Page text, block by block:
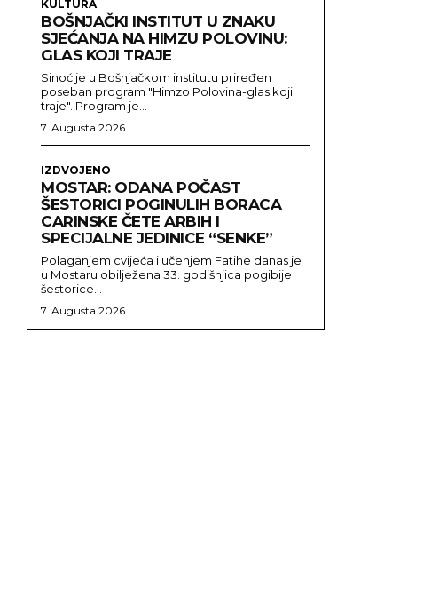
KULTURA
BOŠNJAČKI INSTITUT U ZNAKU
SJEĆANJA NA HIMZU POLOVINU:
GLAS KOJI TRAJE
Sinoć je u Bošnjačkom institutu priređen
poseban program "Himzo Polovina-glas koji
traje". Program je...
7. Augusta 2026.
IZDVOJENO
MOSTAR: ODANA POČAST
ŠESTORICI POGINULIH BORACA
CARINSKE ČETE ARBIH I
SPECIJALNE JEDINICE “SENKE”
Polaganjem cvijeća i učenjem Fatihe danas je
u Mostaru obilježena 33. godišnjica pogibije
šestorice...
7. Augusta 2026.